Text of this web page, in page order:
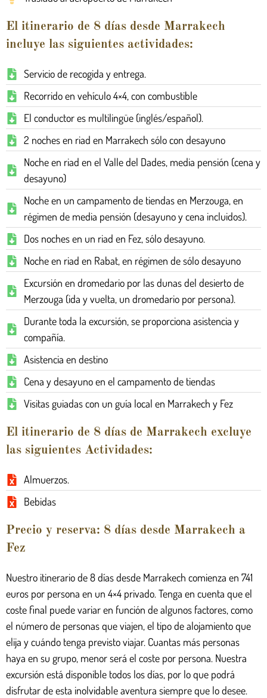
El itinerario de 8 días desde Marrakech
incluye las siguientes actividades:
Servicio de recogida y entrega.
Recorrido en vehículo 4×4, con combustible
El conductor es multilingüe (inglés/español).
2 noches en riad en Marrakech sólo con desayuno
Noche en riad en el Valle del Dades, media pensión (cena y
desayuno)
Noche en un campamento de tiendas en Merzouga, en
régimen de media pensión (desayuno y cena incluidos).
Dos noches en un riad en Fez, sólo desayuno.
Noche en riad en Rabat, en régimen de sólo desayuno
Excursión en dromedario por las dunas del desierto de
Merzouga (ida y vuelta, un dromedario por persona).
Durante toda la excursión, se proporciona asistencia y
compañía.
Asistencia en destino
Cena y desayuno en el campamento de tiendas
Visitas guiadas con un guía local en Marrakech y Fez
El itinerario de 8 días de Marrakech excluye
las siguientes Actividades:
Almuerzos.
Bebidas
Precio y reserva: 8 días desde Marrakech a
Fez
Nuestro itinerario de 8 días desde Marrakech comienza en 741
euros por persona en un 4×4 privado. Tenga en cuenta que el
coste final puede variar en función de algunos factores, como
el número de personas que viajen, el tipo de alojamiento que
elija y cuándo tenga previsto viajar. Cuantas más personas
haya en su grupo, menor será el coste por persona. Nuestra
excursión está disponible todos los días, por lo que podrá
disfrutar de esta inolvidable aventura siempre que lo desee.